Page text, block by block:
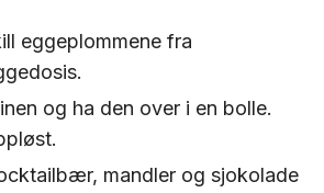
eggeplommene fra
og ha den over i en bolle.
mandler og sjokolade